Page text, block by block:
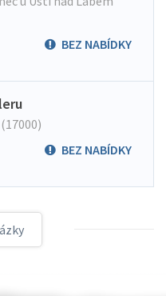
BEZ NABÍDKY
BEZ NABÍDKY